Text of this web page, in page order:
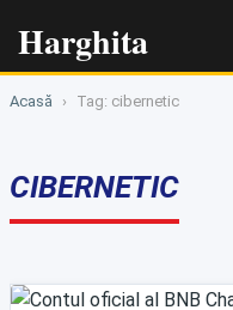
Harghita
Acasă › Tag: cibernetic
CIBERNETIC